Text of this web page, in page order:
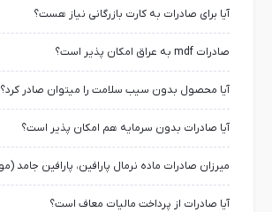
آیا برای صادرات به کارت بازرگانی نیاز هست؟
صادرات mdf به عراق امکان پذیر است؟
آیا محصول بدون سیب سلامت را میتوان صادر کرد؟
آیا صادرات بدون سرمایه هم امکان پذیر است؟
آیا صادرات از پرداخت مالیات معاف است؟